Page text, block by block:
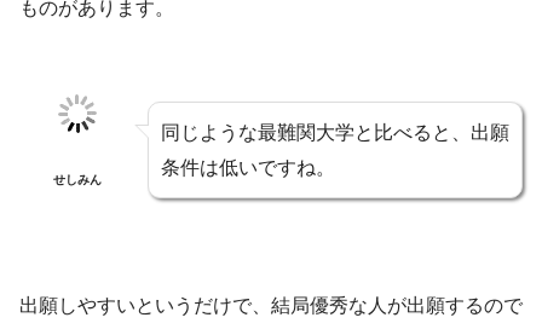
ものがあります。
せしみん
同じような最難関大学と比べると、出願
条件は低いですね。
出願しやすいというだけで、結局優秀な人が出願するので